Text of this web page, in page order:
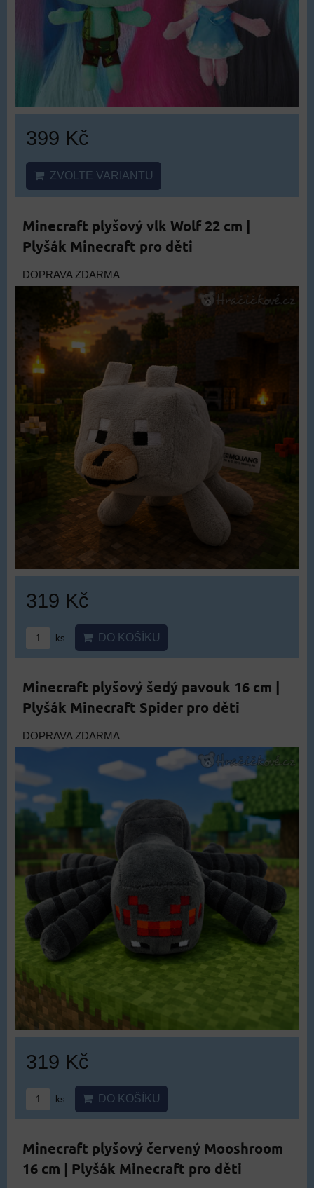
399 Kč
ZVOLTE VARIANTU
Minecraft plyšový vlk Wolf 22 cm |
Plyšák Minecraft pro děti
DOPRAVA ZDARMA
319 Kč
ks DO KOŠÍKU
Minecraft plyšový šedý pavouk 16 cm |
Plyšák Minecraft Spider pro děti
DOPRAVA ZDARMA
319 Kč
ks DO KOŠÍKU
Minecraft plyšový červený Mooshroom
16 cm | Plyšák Minecraft pro děti